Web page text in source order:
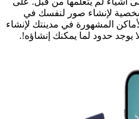
لإنشاء صور لنفسك في
المشهورة في مدينتك لإنشاء
يوجد حدود لما يمكنك إنشاؤه!.